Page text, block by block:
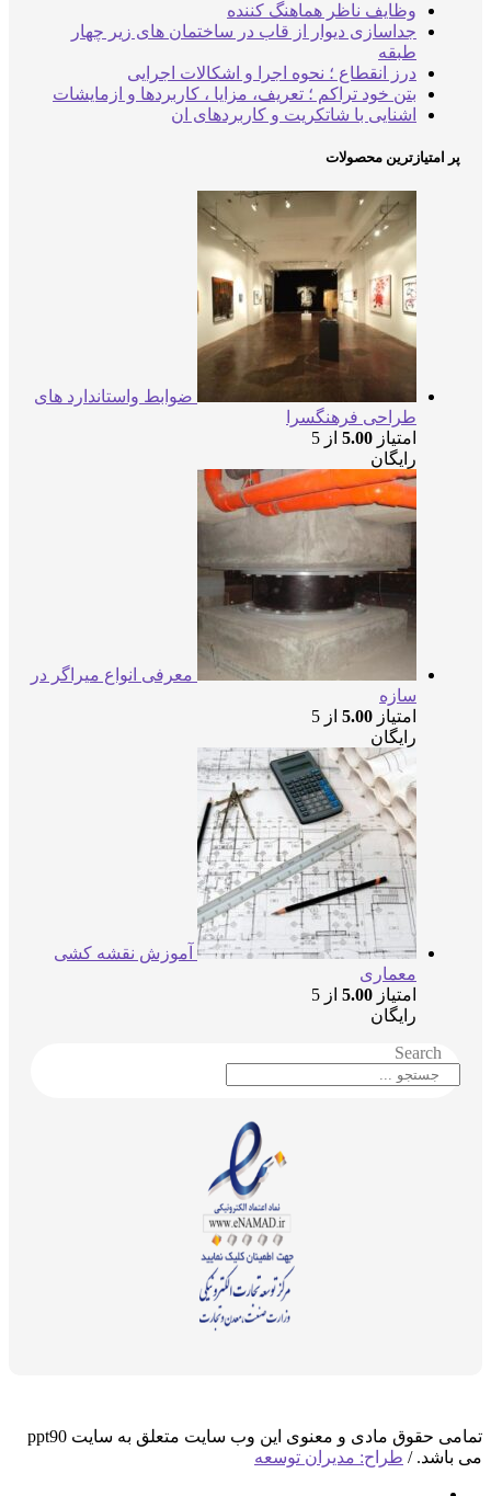
وظایف ناظر هماهنگ کننده
جداسازی دیوار از قاب در ساختمان های زیر چهار
طبقه
درز انقطاع ؛ نحوه اجرا و اشکالات اجرایی
بتن خود تراکم ؛ تعریف، مزایا ، کاربردها و ازمایشات
اشنایی با شاتکریت و کاربردهای ان
پر امتیازترین محصولات
ضوابط واستاندارد های
طراحی فرهنگسرا
امتیاز 5.00 از 5
رایگان
معرفی انواع میراگر در
سازه
امتیاز 5.00 از 5
رایگان
آموزش نقشه کشی
معماری
امتیاز 5.00 از 5
رایگان
Search
تمامی حقوق مادی و معنوی این وب سایت متعلق به سایت ppt90
می باشد. / طراح: مدیران توسعه